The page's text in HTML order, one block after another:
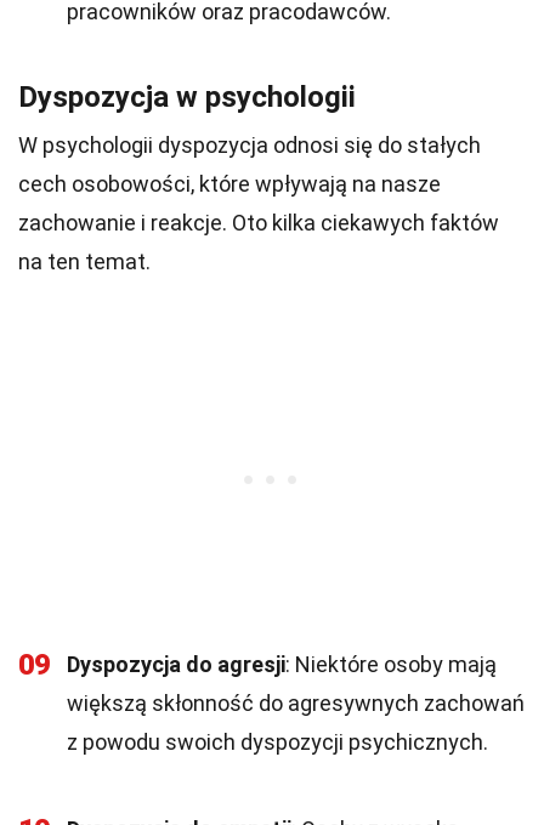
pracowników oraz pracodawców.
Dyspozycja w psychologii
W psychologii dyspozycja odnosi się do stałych
cech osobowości, które wpływają na nasze
zachowanie i reakcje. Oto kilka ciekawych faktów
na ten temat.
09 Dyspozycja do agresji: Niektóre osoby mają
większą skłonność do agresywnych zachowań
z powodu swoich dyspozycji psychicznych.